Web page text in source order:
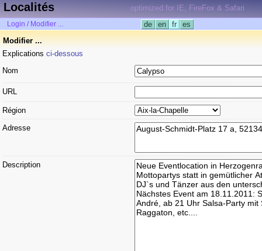
Localités optimized for IE, FireFox & Safari
Login / Modifier ... de en fr
es
Modifier ...
Explications ci-dessous
Nom
URL
Région
Adresse
Description